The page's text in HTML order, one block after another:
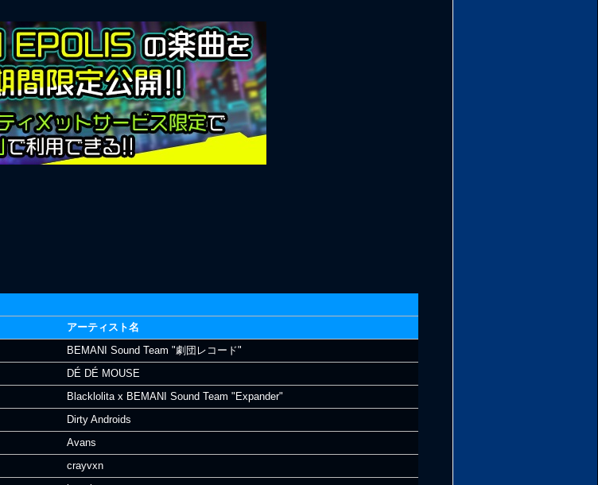
アーティスト名
BEMANI Sound Team "劇団レコード"
DÉ DÉ MOUSE
Blacklolita x BEMANI Sound Team "Expander"
Dirty Androids
Avans
crayvxn